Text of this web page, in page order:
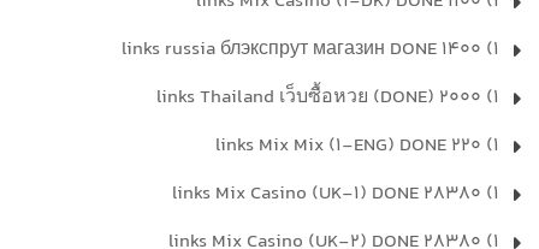
1) 1400 links russia блэкспрут магазин DONE
1) 2000 links Thailand เว็บซื้อหวย (DONE)
1) 220 links Mix Mix (1-ENG) DONE
1) 28380 links Mix Casino (UK-1) DONE
1) 28380 links Mix Casino (UK-2) DONE